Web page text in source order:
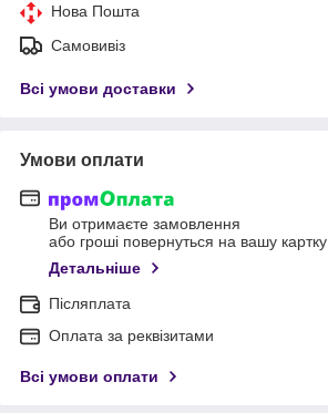
Нова Пошта
Самовивіз
Всі умови доставки
Умови оплати
Ви отримаєте замовлення
або гроші повернуться на вашу картку
Детальніше
Післяплата
Оплата за реквізитами
Всі умови оплати